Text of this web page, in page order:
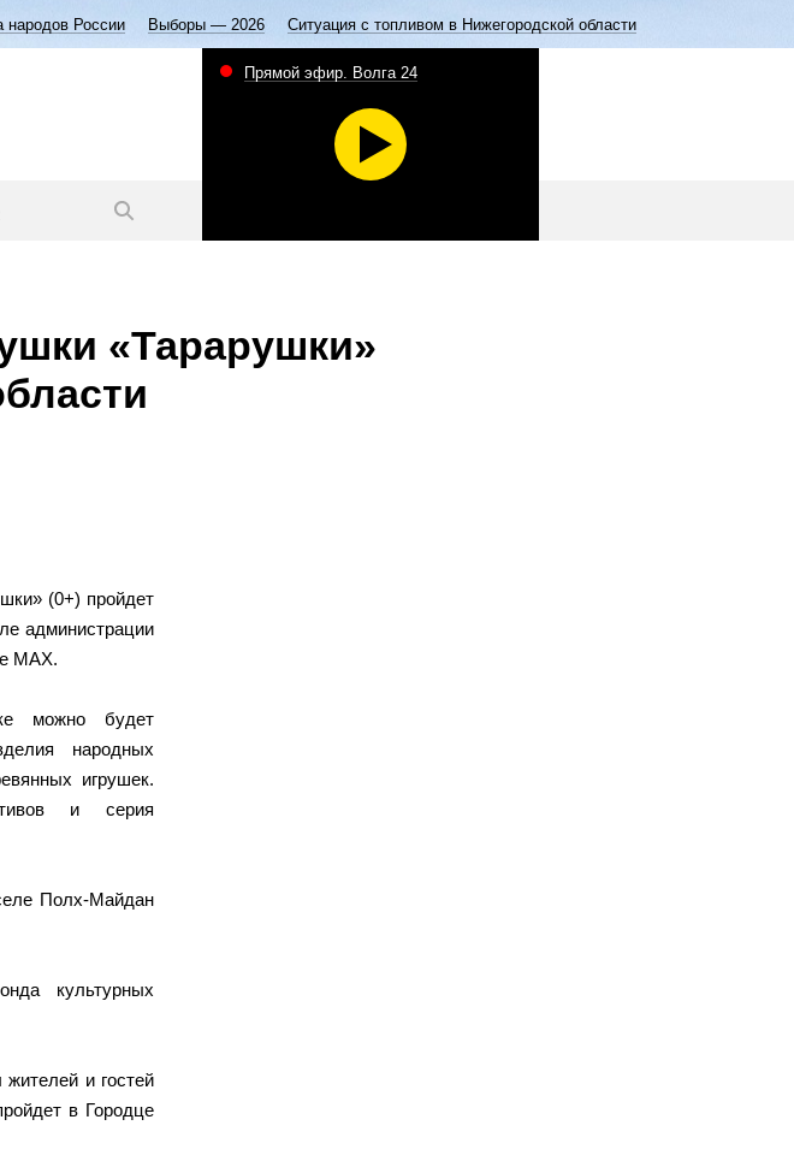
народов России Выборы — 2026 Ситуация с топливом в Нижегородской области
Прямой эфир. Волга 24
«Тарарушки»
(0+) пройдет
администрации
MAX.
можно будет
народных
игрушек.
и серия
Полх‑Майдан
культурных
жителей и гостей
в Городце